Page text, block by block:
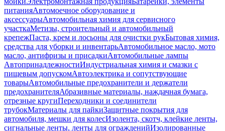
питанияАвтомоечное оборудование и
аксессуарыАвтомобильная химия для сервисного
участкаМетизы, строительный и автомобильный
крепежПаста, крем и лосьоны для очистки рукБытовая химия,
средства для уборки и инвентарьАвтомобильное масло, мото
масло, антифризы и присадкиАвтомобильные лампы
АвтопринадлежностиИндустриальная химия и смазки с
пищевым допускомАвтоэлектрика и сопутствующие
товарыАвтомобильные предохранители и держатели
предохранителяАбразивные материалы, наждачная бумага,
отрезные кругиПереходники и соединители
трубокМатериалы для пайкиЗащитные покрытия для
автомобиля, мешки для колесИзолента, скотч, клейкие ленты,
сигнальные ленты, ленты для огражденийИзолированные